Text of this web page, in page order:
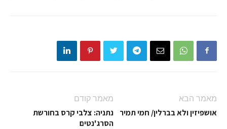
מאמר קודם
נתניה: צלבי קרס בחורשת
הסרג'נטים
מאמר הבא
אושפיזין ולא בברלין/ חמי תמיר